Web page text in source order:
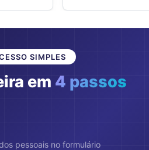
SIMPLES
em 4 passos
pessoais no formulário